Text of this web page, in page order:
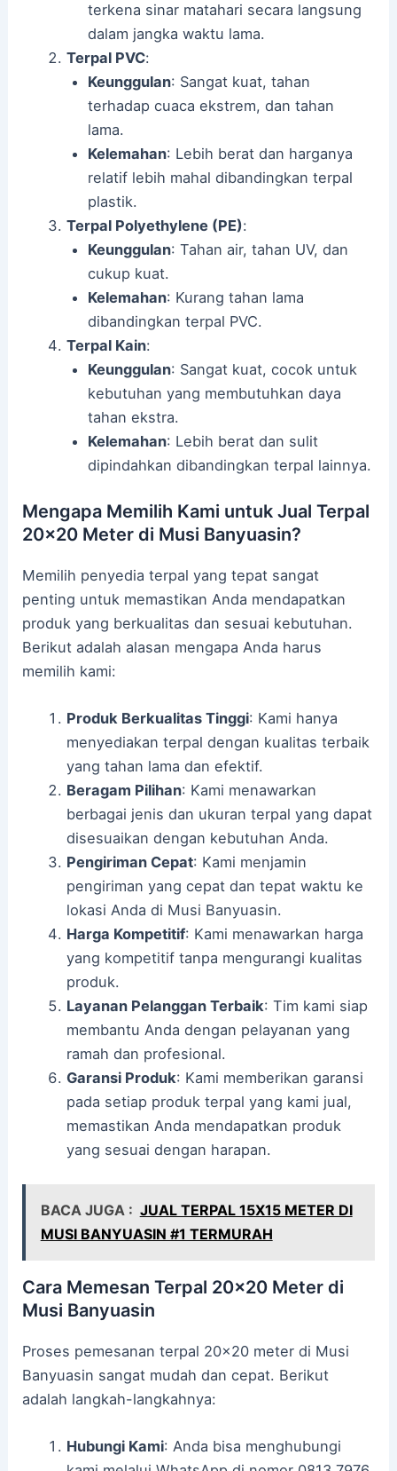
terkena sinar matahari secara langsung
dalam jangka waktu lama.
Terpal PVC:
Keunggulan: Sangat kuat, tahan
terhadap cuaca ekstrem, dan tahan
lama.
Kelemahan: Lebih berat dan harganya
relatif lebih mahal dibandingkan terpal
plastik.
Terpal Polyethylene (PE):
Keunggulan: Tahan air, tahan UV, dan
cukup kuat.
Kelemahan: Kurang tahan lama
dibandingkan terpal PVC.
Terpal Kain:
Keunggulan: Sangat kuat, cocok untuk
kebutuhan yang membutuhkan daya
tahan ekstra.
Kelemahan: Lebih berat dan sulit
dipindahkan dibandingkan terpal lainnya.
Mengapa Memilih Kami untuk Jual Terpal
20×20 Meter di Musi Banyuasin?
Memilih penyedia terpal yang tepat sangat
penting untuk memastikan Anda mendapatkan
produk yang berkualitas dan sesuai kebutuhan.
Berikut adalah alasan mengapa Anda harus
memilih kami:
Produk Berkualitas Tinggi: Kami hanya
menyediakan terpal dengan kualitas terbaik
yang tahan lama dan efektif.
Beragam Pilihan: Kami menawarkan
berbagai jenis dan ukuran terpal yang dapat
disesuaikan dengan kebutuhan Anda.
Pengiriman Cepat: Kami menjamin
pengiriman yang cepat dan tepat waktu ke
lokasi Anda di Musi Banyuasin.
Harga Kompetitif: Kami menawarkan harga
yang kompetitif tanpa mengurangi kualitas
produk.
Layanan Pelanggan Terbaik: Tim kami siap
membantu Anda dengan pelayanan yang
ramah dan profesional.
Garansi Produk: Kami memberikan garansi
pada setiap produk terpal yang kami jual,
memastikan Anda mendapatkan produk
yang sesuai dengan harapan.
BACA JUGA : JUAL TERPAL 15X15 METER DI
MUSI BANYUASIN #1 TERMURAH
Cara Memesan Terpal 20×20 Meter di
Musi Banyuasin
Proses pemesanan terpal 20×20 meter di Musi
Banyuasin sangat mudah dan cepat. Berikut
adalah langkah-langkahnya:
Hubungi Kami: Anda bisa menghubungi